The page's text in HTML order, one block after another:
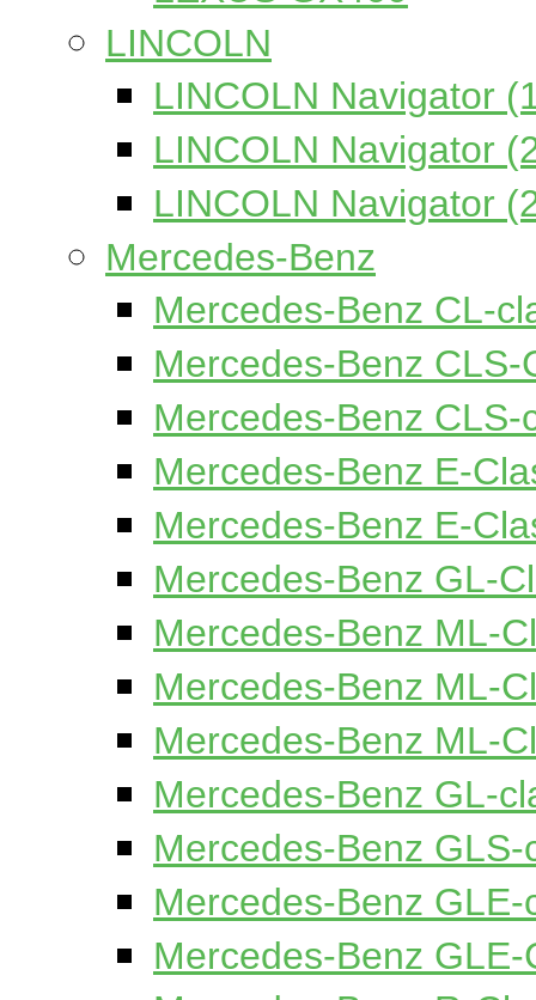
LINCOLN
LINCOLN Navigator
LINCOLN Navigator
LINCOLN Navigator
Mercedes-Benz
Mercedes-Benz CL-
Mercedes-Benz CLS-
Mercedes-Benz CLS-
Mercedes-Benz E-
Mercedes-Benz E-
Mercedes-Benz GL-
Mercedes-Benz ML-
Mercedes-Benz ML-
Mercedes-Benz ML-
Mercedes-Benz GL-
Mercedes-Benz
Mercedes-Benz
Mercedes-Benz